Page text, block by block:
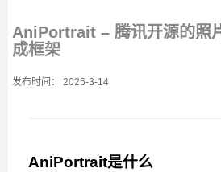
AniPortrait – 腾讯开源的照
成框架
发布时间： 2025-3-14
AniPortrait是什么